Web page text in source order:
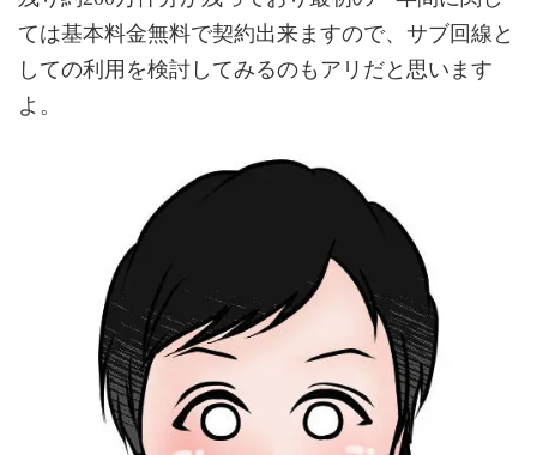
ては基本料金無料で契約出来ますので、サブ回線と
しての利用を検討してみるのもアリだと思います
よ。